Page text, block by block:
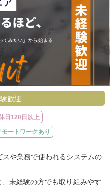
歓迎
日120日以上
ートワークあり
や業務で使われるシステムの
未経験の方でも取り組みやす